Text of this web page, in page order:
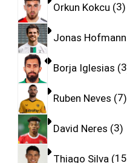
Orkun Kokcu 3
Jonas Hofmann
Borja Iglesias 3
Ruben Neves 7
David Neres 3
Thiago Silva 15